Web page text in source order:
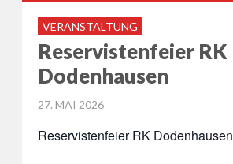
VERANSTALTUNG
Reservistenfeier RK
Dodenhausen
POSTED
27. MAI 2026
Reservistenfeier RK Dodenhausen